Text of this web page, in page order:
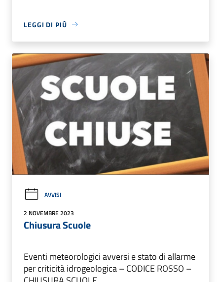
LEGGI DI PIÙ
AVVISI
2 NOVEMBRE 2023
Chiusura Scuole
Eventi meteorologici avversi e stato di allarme
per criticità idrogeologica – CODICE ROSSO –